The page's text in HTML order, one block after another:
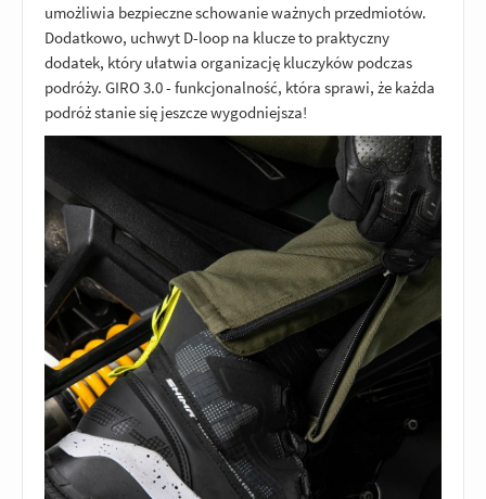
umożliwia bezpieczne schowanie ważnych przedmiotów.
Dodatkowo, uchwyt D-loop na klucze to praktyczny
dodatek, który ułatwia organizację kluczyków podczas
podróży. GIRO 3.0 - funkcjonalność, która sprawi, że każda
podróż stanie się jeszcze wygodniejsza!